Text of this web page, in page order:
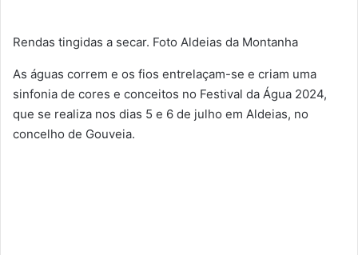
Rendas tingidas a secar. Foto Aldeias da Montanha
As águas correm e os fios entrelaçam-se e criam uma
sinfonia de cores e conceitos no Festival da Água 2024,
que se realiza nos dias 5 e 6 de julho em Aldeias, no
concelho de Gouveia.